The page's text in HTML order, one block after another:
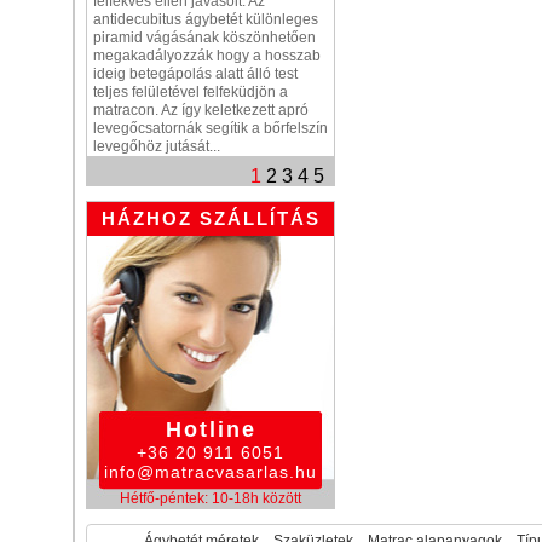
antidecubitus ágybetét különleges
piramid vágásának köszönhetően
megakadályozzák hogy a hosszab
ideig betegápolás alatt álló test
teljes felületével felfeküdjön a
matracon. Az így keletkezett apró
levegőcsatornák segítik a bőrfelszín
levegőhöz jutását...
1 2 3 4 5
HÁZHOZ SZÁLLÍTÁS
Hotline
+36 20 911 6051
info@matracvasarlas.hu
Hétfő-péntek: 10-18h között